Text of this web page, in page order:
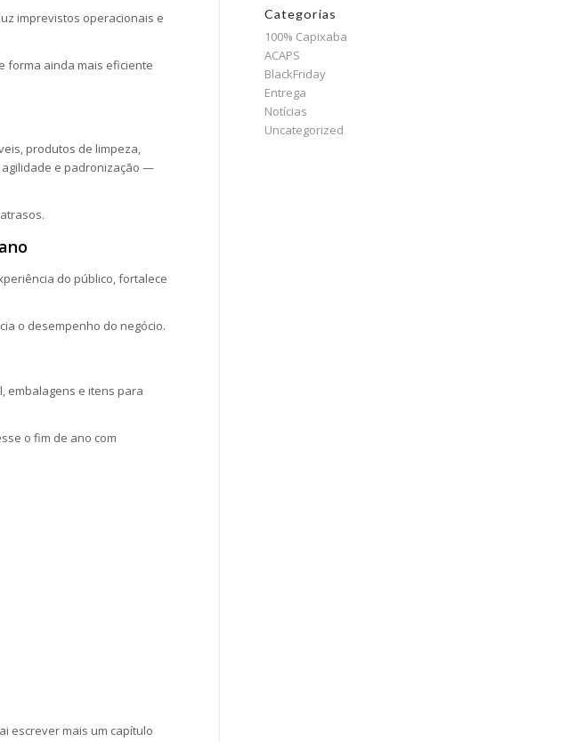
imprevistos operacionais e
forma ainda mais eficiente
produtos de limpeza,
e padronização —
do público, fortalece
o desempenho do negócio.
embalagens e itens para
o fim de ano com
escrever mais um capítulo
Categorias
100% Capixaba
ACAPS
BlackFriday
Entrega
Notícias
Uncategorized